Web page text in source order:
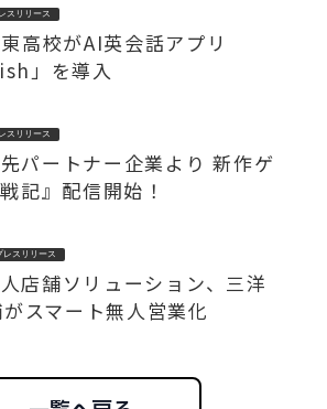
スリリース
高校がAI英会話アプリ
」を導入
スリリース
パートナー企業より 新作ゲ
記』配信開始！
レスリリース
店舗ソリューション、三洋
スマート無人営業化